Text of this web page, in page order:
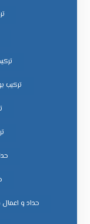
تركيب
حداد و